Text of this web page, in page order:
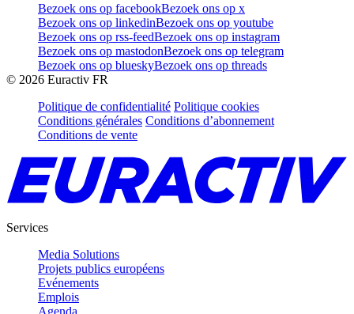
Bezoek ons op facebookBezoek ons op x
Bezoek ons op linkedinBezoek ons op youtube
Bezoek ons op rss-feedBezoek ons op instagram
Bezoek ons op mastodonBezoek ons op telegram
Bezoek ons op blueskyBezoek ons op threads
© 2026 Euractiv FR
Politique de confidentialité Politique cookies
Conditions générales Conditions d’abonnement
Conditions de vente
Services
Media Solutions
Projets publics européens
Evénements
Emplois
Agenda